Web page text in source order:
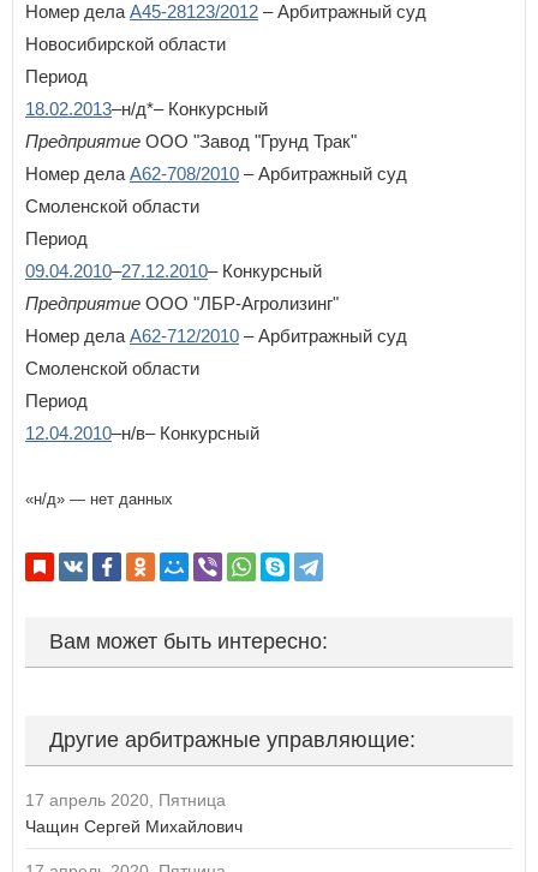
Номер дела А45-28123/2012 – Арбитражный суд
Новосибирской области
Период
18.02.2013–н/д*– Конкурсный
Предприятие ООО "Завод "Грунд Трак"
Номер дела А62-708/2010 – Арбитражный суд
Смоленской области
Период
09.04.2010–27.12.2010– Конкурсный
Предприятие ООО "ЛБР-Агролизинг"
Номер дела А62-712/2010 – Арбитражный суд
Смоленской области
Период
12.04.2010–н/в– Конкурсный
«н/д» — нет данных
Вам может быть интересно:
Другие арбитражные управляющие:
17 апрель 2020, Пятница
Чащин Сергей Михайлович